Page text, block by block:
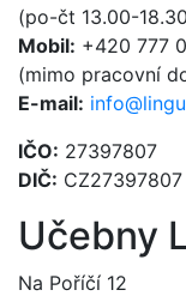
(po-čt 13.00-
Mobil: +420 777
(mimo pracovní
E-mail:
IČO: 27397807
DIČ: CZ27397807
Učebny
Na Poříčí 12